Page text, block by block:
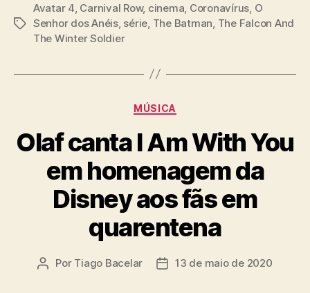
Tags
Avatar 4, Carnival Row, cinema, Coronavírus, O
Senhor dos Anéis, série, The Batman, The Falcon And
The Winter Soldier
Categorias
MÚSICA
Olaf canta I Am With You
em homenagem da
Disney aos fãs em
quarentena
Autor
Por Tiago Bacelar
Data13 de maio de 2020